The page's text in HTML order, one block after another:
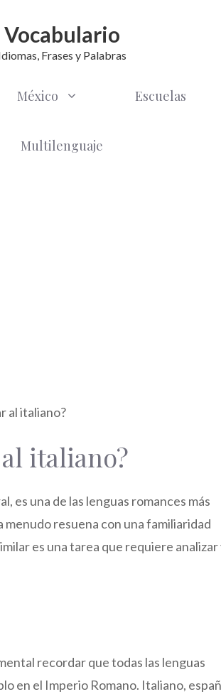
Vocabulario
Frases y Palabras
México Escuelas
Multilenguaje
italiano?
es una de las lenguas romances más
menudo resuena con una familiaridad
es una tarea que requiere analizar
recordar que todas las lenguas
en el Imperio Romano. Italiano,